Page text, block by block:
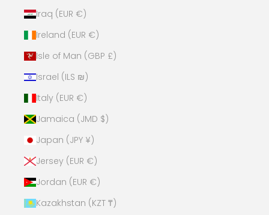
Iraq (EUR €)
Ireland (EUR €)
Isle of Man (GBP £)
Israel (ILS ₪)
Italy (EUR €)
Jamaica (JMD $)
Japan (JPY ¥)
Jersey (EUR €)
Jordan (EUR €)
Kazakhstan (KZT ₸)